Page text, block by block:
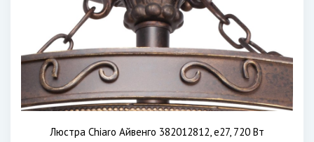
Люстра Chiaro Айвенго 382012812, e27, 720 Вт